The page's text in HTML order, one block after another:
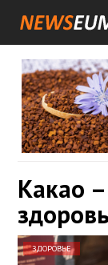
Какао
ЗДОРОВЬЕ